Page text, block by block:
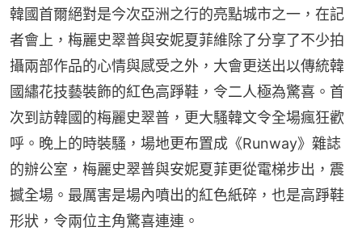
韓國首爾絕對是今次亞洲之行的亮點城市之一，在記
者會上，梅麗史翠普與安妮夏菲維除了分享了不少拍
攝兩部作品的心情與感受之外，大會更送出以傳統韓
國繡花技藝裝飾的紅色高踭鞋，令二人極為驚喜。首
次到訪韓國的梅麗史翠普，更大騷韓文令全場瘋狂歡
呼。晚上的時裝騷，場地更布置成《Runway》雜誌
的辦公室，梅麗史翠普與安妮夏菲更從電梯步出，震
撼全場。最厲害是場內噴出的紅色紙碎，也是高踭鞋
形狀，令兩位主角驚喜連連。